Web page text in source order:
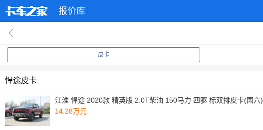
报价库
回
皮卡
悍途皮卡
江淮 悍途 2020款 精英版 2.0T柴油 150马力 四驱 标双排皮卡(国六)
14.28万元